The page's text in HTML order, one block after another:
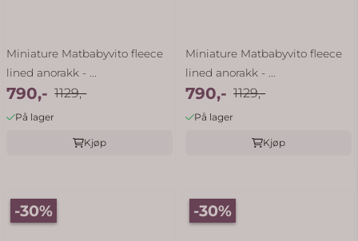
Miniature Matbabyvito fleece
lined anorakk - ...
790,- 1129,-
På lager
Kjøp
Miniature Matbabyvito fleece
lined anorakk - ...
790,- 1129,-
På lager
Kjøp
-30% -30%